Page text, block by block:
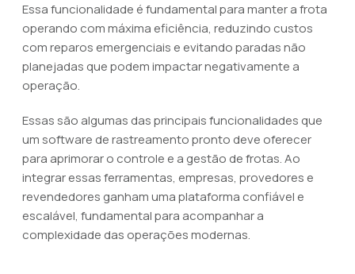
Essa funcionalidade é fundamental para manter a frota
operando com máxima eficiência, reduzindo custos
com reparos emergenciais e evitando paradas não
planejadas que podem impactar negativamente a
operação.
Essas são algumas das principais funcionalidades que
um software de rastreamento pronto deve oferecer
para aprimorar o controle e a gestão de frotas. Ao
integrar essas ferramentas, empresas, provedores e
revendedores ganham uma plataforma confiável e
escalável, fundamental para acompanhar a
complexidade das operações modernas.